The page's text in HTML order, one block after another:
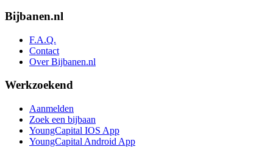
Bijbanen.nl
F.A.Q.
Contact
Over Bijbanen.nl
Werkzoekend
Aanmelden
Zoek een bijbaan
YoungCapital IOS App
YoungCapital Android App